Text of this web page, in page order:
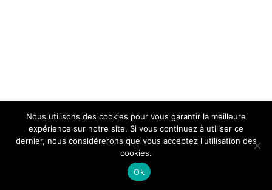
Nous utilisons des cookies pour vous garantir la meilleure
expérience sur notre site. Si vous continuez à utiliser ce
dernier, nous considérerons que vous acceptez l'utilisation des
cookies.
Ok